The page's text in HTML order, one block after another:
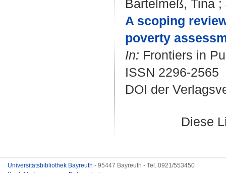
Bartelmeß, Tina ;
A scoping
poverty
In: Frontiers in
ISSN 2296-2565
DOI der
Diese
Universitätsbibliothek Bayreuth - 95447 Bayreuth - Tel. 0921/553450